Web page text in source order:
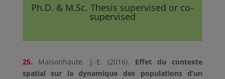
Ph.D. & M.Sc. Thesis supervised or co-
supervised
25. Maisonhaute, J.-E. (2016). Effet du contexte
spatial sur la dynamique des populations d’un